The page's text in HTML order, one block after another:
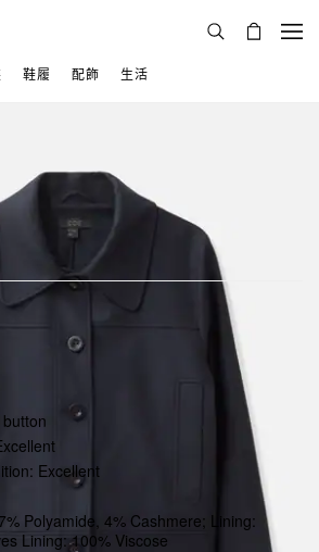
鞋履 配飾 生活
Excellent
Polyamide, 4% Cashmere; Lining:
Lining: 100% Viscose